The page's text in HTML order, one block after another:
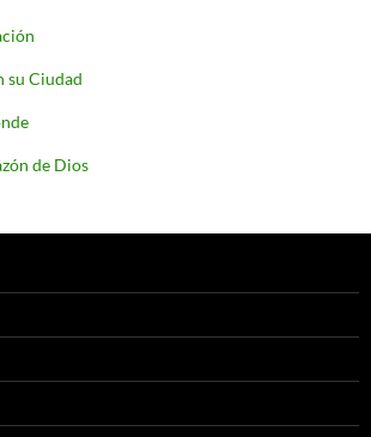
su Ciudad
de Dios